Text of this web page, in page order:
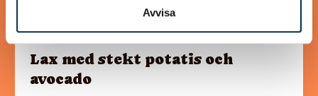
Avvisa
Lax med stekt potatis och
avocado